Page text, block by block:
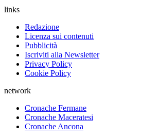
links
Redazione
Licenza sui contenuti
Pubblicità
Iscriviti alla Newsletter
Privacy Policy
Cookie Policy
network
Cronache Fermane
Cronache Maceratesi
Cronache Ancona